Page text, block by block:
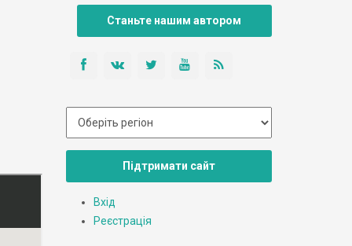
Станьте нашим автором
Підтримати сайт
Вхід
Реєстрація